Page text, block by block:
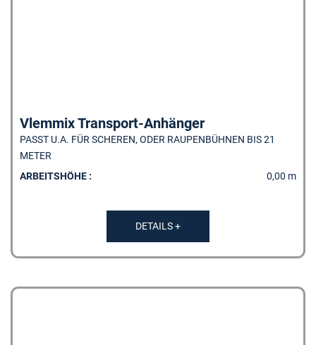
Vlemmix Transport-Anhänger
PASST U.A. FÜR SCHEREN, ODER RAUPENBÜHNEN BIS 21
METER
ARBEITSHÖHE :
0,00 m
DETAILS +